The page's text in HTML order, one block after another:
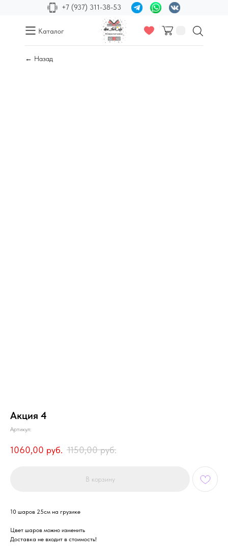
+7 (937) 311-38-53
Каталог
← Назад
Акция 4
Артикул:
1060,00 руб. 1150,00 руб.
В корзину
10 шаров 25см на грузике
Цвет шаров можно изменить
Доставка не входит в стоимость!